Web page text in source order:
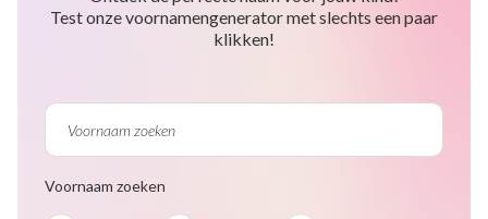
Test onze voornamengenerator met slechts een paar
klikken!
Voornaam zoeken